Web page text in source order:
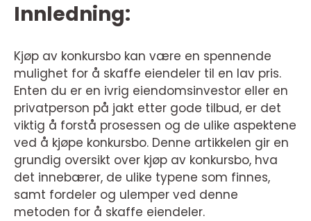
Innledning:
Kjøp av konkursbo kan være en spennende
mulighet for å skaffe eiendeler til en lav pris.
Enten du er en ivrig eiendomsinvestor eller en
privatperson på jakt etter gode tilbud, er det
viktig å forstå prosessen og de ulike aspektene
ved å kjøpe konkursbo. Denne artikkelen gir en
grundig oversikt over kjøp av konkursbo, hva
det innebærer, de ulike typene som finnes,
samt fordeler og ulemper ved denne
metoden for å skaffe eiendeler.